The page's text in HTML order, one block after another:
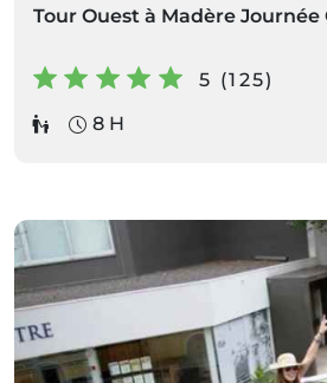
Tour Ouest à Madère
5 (125)
8 H